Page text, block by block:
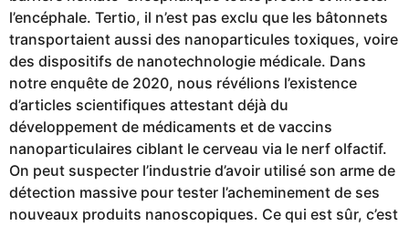
l’encéphale. Tertio, il n’est pas exclu que les bâtonnets
transportaient aussi des nanoparticules toxiques, voire
des dispositifs de nanotechnologie médicale. Dans
notre enquête de 2020, nous révélions l’existence
d’articles scientifiques attestant déjà du
développement de médicaments et de vaccins
nanoparticulaires ciblant le cerveau via le nerf olfactif.
On peut suspecter l’industrie d’avoir utilisé son arme de
détection massive pour tester l’acheminement de ses
nouveaux produits nanoscopiques. Ce qui est sûr, c’est